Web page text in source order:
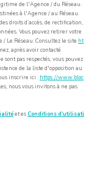
de l'Agence / du Réseau.
à l'Agence / au Réseau.
droits d’accès, de rectification,
Vous pouvez retirer votre
Le Réseau. Consultez le site ht
après avoir contacté
pas respectés, vous pouvez
de la liste d'opposition au
inscrire ici : https://www.bloc
nous vous invitons à ne pas
et esConditions d'utilisati